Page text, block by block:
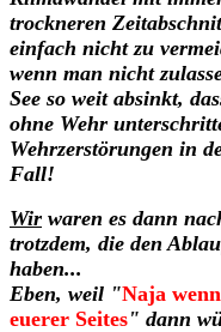
trockneren
einfach nicht zu
wenn man nicht
See so weit absinkt,
ohne Wehr
Wehrzerstörungen in
Fall!
Wir waren es dann
trotzdem, die den
haben...
Eben, weil "Naja
euerer Seites" dann